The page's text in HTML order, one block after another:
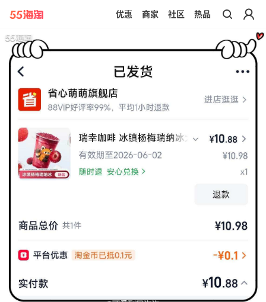
带你去官网买正品
优惠 商家 社区 热品